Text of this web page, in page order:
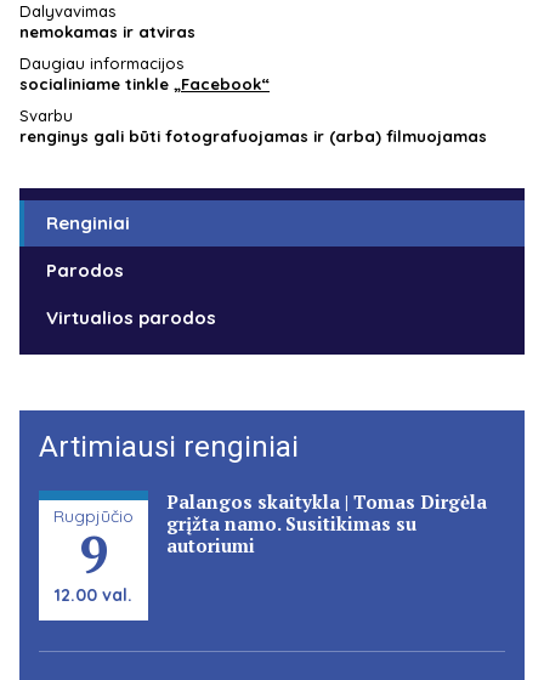
Dalyvavimas
nemokamas ir atviras
Daugiau informacijos
socialiniame tinkle „Facebook“
Svarbu
renginys gali būti fotografuojamas ir (arba) filmuojamas
Renginiai
Parodos
Virtualios parodos
Artimiausi renginiai
Rugpjūčio
9
12.00 val.
Palangos skaitykla | Tomas Dirgėla
grįžta namo. Susitikimas su
autoriumi